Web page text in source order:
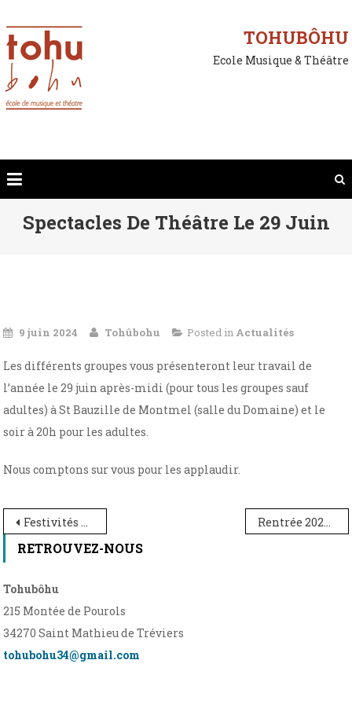
to
content
TOHUBÔHU
Ecole Musique & Théâtre
Spectacles De Théâtre Le 29 Juin
9 juin 2024 Tohûbohu Posted in Actualités
Les différents groupes vous présenteront leur travail de
l’année le 29 juin après-midi (pour tous les groupes sauf
adultes) à St Bauzille de Montmel (salle du Domaine) et le
soir à 20h pour les adultes.
Nous comptons sur vous pour les applaudir.
Navigation
de
l’article
Festivités musicales le 15 juin Rentrée 2024-2025
RETROUVEZ-NOUS
Tohubôhu
215 Montée de Pourols
34270 Saint Mathieu de Tréviers
tohubohu34@gmail.com